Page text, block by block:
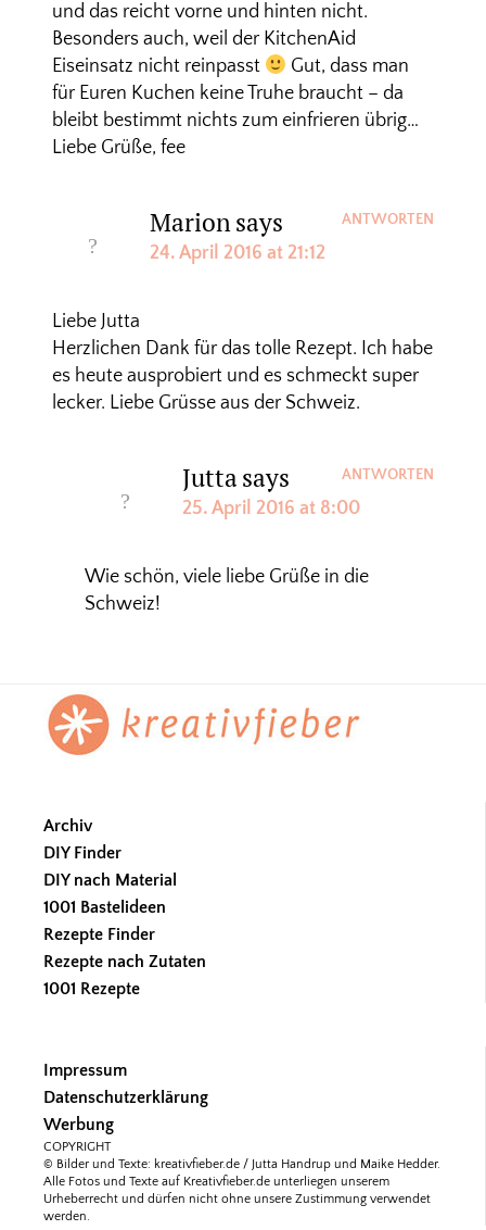
und das reicht vorne und hinten nicht.
Besonders auch, weil der KitchenAid
Eiseinsatz nicht reinpasst
Gut, dass man
für Euren Kuchen keine Truhe braucht – da
bleibt bestimmt nichts zum einfrieren übrig…
Liebe Grüße, fee
Marionsays
24. April 2016 at 21:12
Liebe Jutta
Herzlichen Dank für das tolle Rezept. Ich habe
es heute ausprobiert und es schmeckt super
lecker. Liebe Grüsse aus der Schweiz.
ANTWORTEN
Juttasays
25. April 2016 at 8:00
Wie schön, viele liebe Grüße in die
Schweiz!
ANTWORTEN
Footer
Archiv
DIY Finder
DIY nach Material
1001 Bastelideen
Rezepte Finder
Rezepte nach Zutaten
1001 Rezepte
Impressum
Datenschutzerklärung
Werbung
COPYRIGHT
© Bilder und Texte: kreativfieber.de / Jutta Handrup und Maike Hedder.
Alle Fotos und Texte auf Kreativfieber.de unterliegen unserem
Urheberrecht und dürfen nicht ohne unsere Zustimmung verwendet
werden.